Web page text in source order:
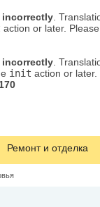
incorrectly .
action or later.
incorrectly .
init action or later.
Ремонт и отделка